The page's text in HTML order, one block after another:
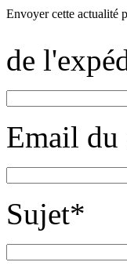
Envoyer cette actualité
de
Email du
Sujet*